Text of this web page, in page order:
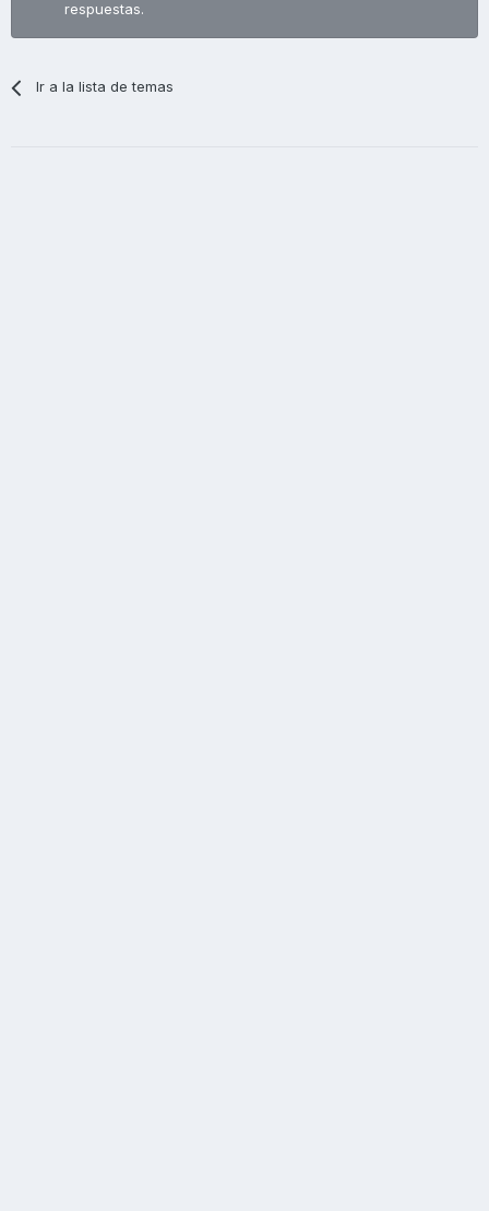
respuestas.
Ir a la lista de temas